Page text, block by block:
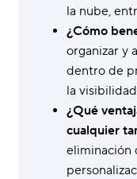
la nube,
¿Cómo
organizar y
dentro de
la
¿Qué
cualquier
eliminación